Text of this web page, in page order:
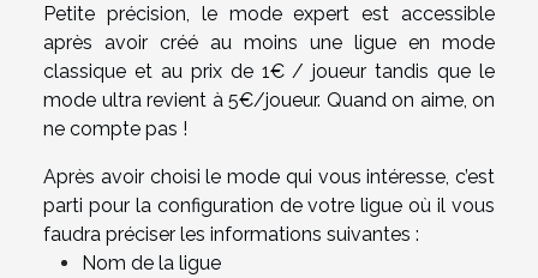
Petite précision, le mode expert est accessible
après avoir créé au moins une ligue en mode
classique et au prix de 1€ / joueur tandis que le
mode ultra revient à 5€/joueur. Quand on aime, on
ne compte pas !
Après avoir choisi le mode qui vous intéresse, c’est
parti pour la configuration de votre ligue où il vous
faudra préciser les informations suivantes :
Nom de la ligue